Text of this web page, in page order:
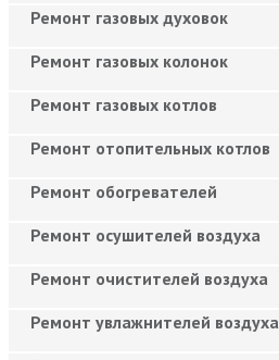
Ремонт газовых духовок
Ремонт газовых колонок
Ремонт газовых котлов
Ремонт отопительных котлов
Ремонт обогревателей
Ремонт осушителей воздуха
Ремонт очистителей воздуха
Ремонт увлажнителей воздуха